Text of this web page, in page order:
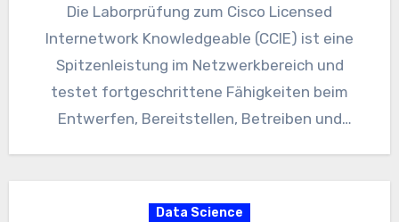
Die Laborprüfung zum Cisco Licensed
Internetwork Knowledgeable (CCIE) ist eine
Spitzenleistung im Netzwerkbereich und
testet fortgeschrittene Fähigkeiten beim
Entwerfen, Bereitstellen, Betreiben und
Data Science